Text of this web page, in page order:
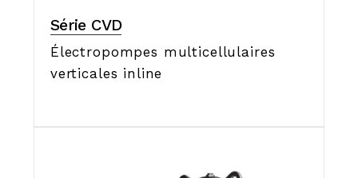
Série CVD
Électropompes multicellulaires
verticales inline